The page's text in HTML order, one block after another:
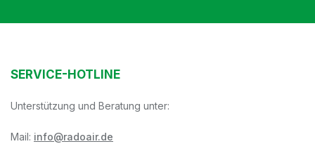
SERVICE-HOTLINE
Unterstützung und Beratung unter:
Mail: info@radoair.de